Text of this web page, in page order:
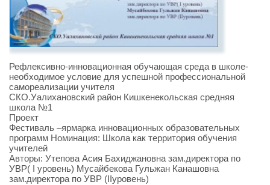
Рефлексивно-инновационная обучающая среда в школе-
необходимое условие для успешной профессиональной
самореализации учителя
СКО.Уалихановский район Кишкенекольская средняя
школа №1
Проект
Фестиваль –ярмарка инновационных образовательных
программ Номинация: Школа как территория обучения
учителей
Авторы: Утепова Асия Бахиджановна зам.директора по
УВР( І уровень) Мусайбекова Гульжан Канашовна
зам.директора по УВР (ІІуровень)